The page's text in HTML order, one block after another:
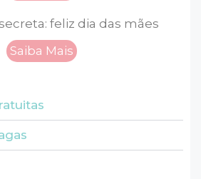
feliz dia das mães
Saiba Mais